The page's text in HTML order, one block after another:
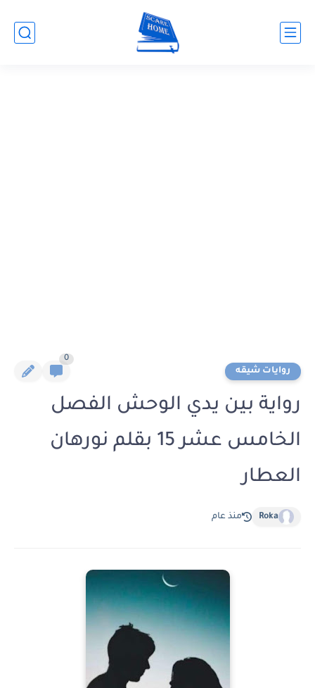
روايات شيقه
0
رواية بين يدي الوحش الفصل
الخامس عشر 15 بقلم نورهان
العطار
Roka منذ عام